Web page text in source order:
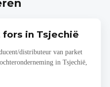
in Tsjechië
distributeur van parket
in Tsjechië,